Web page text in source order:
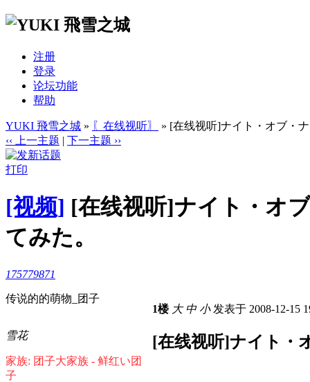
注册
登录
论坛功能
帮助
YUKI 飛雪之城 » 〖在线视听〗
» [在线视听]ナイト・オブ・
‹‹ 上一主题 | 下一主题 ››
打印
[视频] [在线视听]ナイト・オ
てみた。
175779871
传说的的萌物_团子
雪花
家族: 团子大家族 - 鲜红い团
子
1楼 大 中 小发表于 2008-12-15
[在线视听]ナイト・